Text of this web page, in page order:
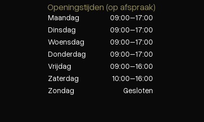
Openingstijden (op afspraak)
Maandag
09:00–17:00
Dinsdag
09:00–17:00
Woensdag
09:00–17:00
Donderdag
09:00–17:00
Vrijdag
09:00–16:00
Zaterdag
10:00–16:00
Zondag
Gesloten